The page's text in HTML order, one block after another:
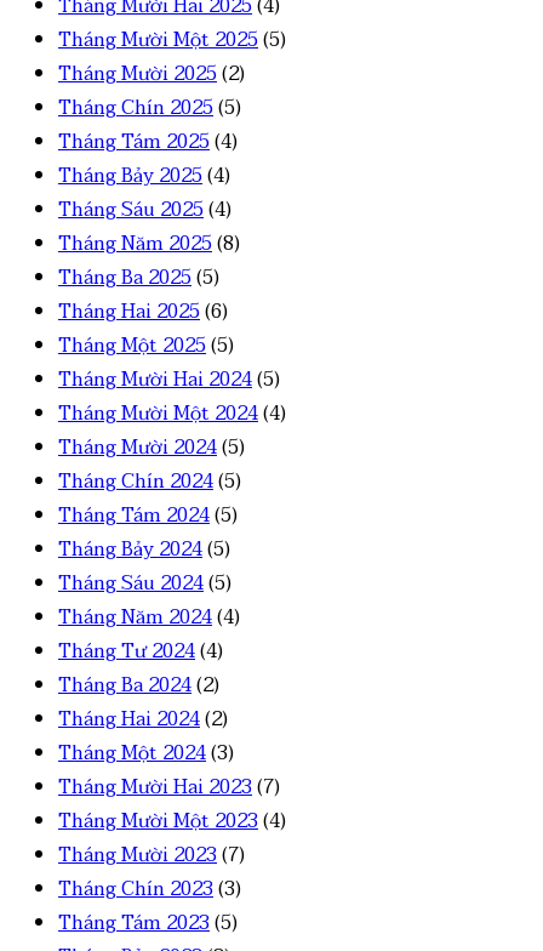
Tháng Mười Một 2025(5)
Tháng Mười 2025(2)
Tháng Chín 2025(5)
Tháng Tám 2025(4)
Tháng Bảy 2025(4)
Tháng Sáu 2025(4)
Tháng Năm 2025(8)
Tháng Ba 2025(5)
Tháng Hai 2025(6)
Tháng Một 2025(5)
Tháng Mười Hai 2024(5)
Tháng Mười Một 2024(4)
Tháng Mười 2024(5)
Tháng Chín 2024(5)
Tháng Tám 2024(5)
Tháng Bảy 2024(5)
Tháng Sáu 2024(5)
Tháng Năm 2024(4)
Tháng Tư 2024(4)
Tháng Ba 2024(2)
Tháng Hai 2024(2)
Tháng Một 2024(3)
Tháng Mười Hai 2023(7)
Tháng Mười Một 2023(4)
Tháng Mười 2023(7)
Tháng Chín 2023(3)
Tháng Tám 2023(5)